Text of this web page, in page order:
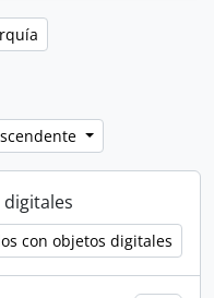
con objetos digitales